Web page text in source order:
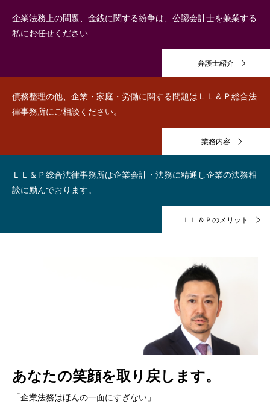
企業法務上の問題、金銭に関する紛争は、公認会計士を兼業する
私にお任せください
弁護士紹介
債務整理の他、企業・家庭・労働に関する問題はＬＬ＆Ｐ総合法
律事務所にご相談ください。
業務内容
ＬＬ＆Ｐ総合法律事務所は企業会計・法務に精通し企業の法務相
談に励んでおります。
ＬＬ＆Ｐのメリット
あなたの笑顔を取り戻します。
「企業法務はほんの一面にすぎない」